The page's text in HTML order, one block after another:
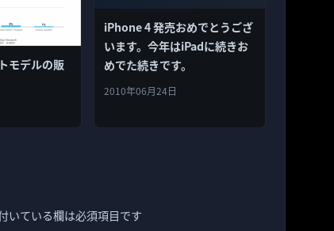
モデルの販
iPhone 4 発売おめでとうござ
います。今年はiPadに続きお
めでた続きです。
2010年06月24日
いている欄は必須項目です